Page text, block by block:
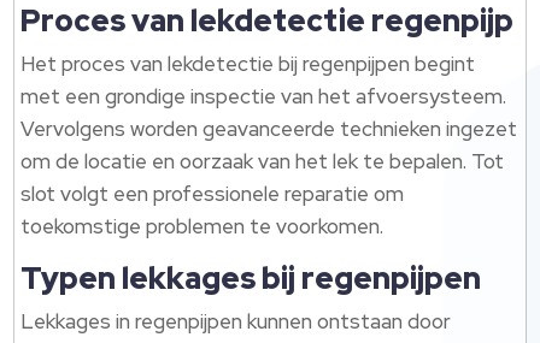
Proces van lekdetectie regenpijp
Het proces van lekdetectie bij regenpijpen begint
met een grondige inspectie van het afvoersysteem.
Vervolgens worden geavanceerde technieken ingezet
om de locatie en oorzaak van het lek te bepalen. Tot
slot volgt een professionele reparatie om
toekomstige problemen te voorkomen.
Typen lekkages bij regenpijpen
Lekkages in regenpijpen kunnen ontstaan door